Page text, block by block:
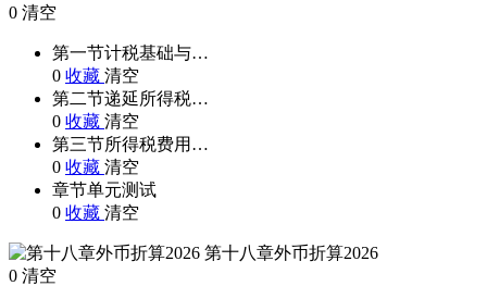
0 清空
第一节计税基础与…
0 收藏 清空
第二节递延所得税…
0 收藏 清空
第三节所得税费用…
0 收藏 清空
章节单元测试
0 收藏 清空
第十八章外币折算2026
0 清空